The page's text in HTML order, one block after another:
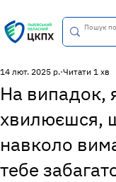
На випадок,
хвилюєшся,
навколо
тебе
14 лют. 2025 р. Читати 1 хв